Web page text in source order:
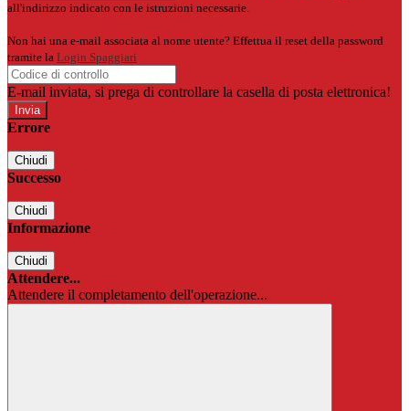
all'indirizzo indicato con le istruzioni necessarie.
Non hai una e-mail associata al nome utente? Effettua il reset della password
tramite la Login Spaggiari
E-mail inviata, si prega di controllare la casella di posta elettronica!
Errore
Chiudi
Successo
Chiudi
Informazione
Chiudi
Attendere...
Attendere il completamento dell'operazione...